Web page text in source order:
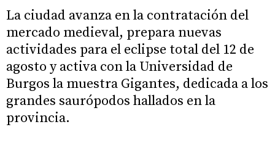
La ciudad avanza en la contratación del
mercado medieval, prepara nuevas
actividades para el eclipse total del 12 de
agosto y activa con la Universidad de
Burgos la muestra Gigantes, dedicada a los
grandes saurópodos hallados en la
provincia.